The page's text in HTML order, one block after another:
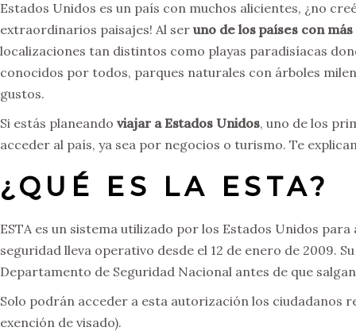
Estados Unidos es un país con muchos alicientes, ¿no
extraordinarios paisajes! Al ser uno de los países con
localizaciones tan distintos como playas paradisíacas
conocidos por todos, parques naturales con árboles
gustos.
Si estás planeando viajar a Estados Unidos, uno de los
acceder al país, ya sea por negocios o turismo. Te
¿QUÉ ES LA ESTA?
ESTA es un sistema utilizado por los Estados Unidos
seguridad lleva operativo desde el 12 de enero de 2009.
Departamento de Seguridad Nacional antes de que
Solo podrán acceder a esta autorización los ciudadanos
exención de visado).